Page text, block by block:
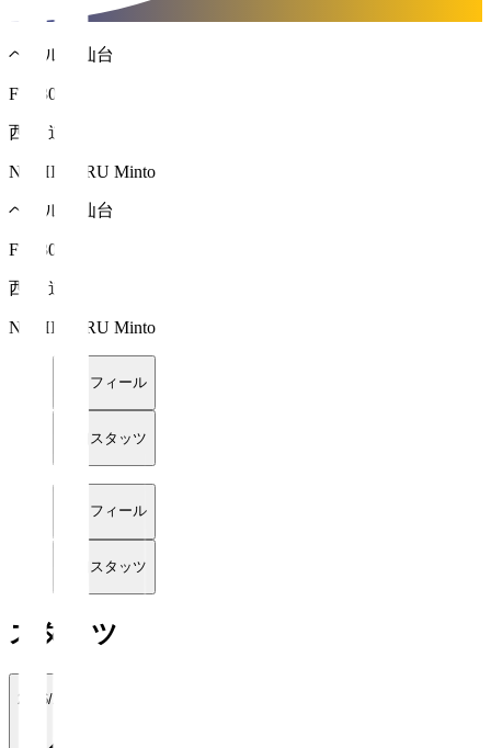
ベガルタ仙台
FW 30
西丸 道人
NISHIMARU Minto
ベガルタ仙台
FW 30
西丸 道人
NISHIMARU Minto
プロフィール
詳細スタッツ
プロフィール
詳細スタッツ
スタッツ
2026/27